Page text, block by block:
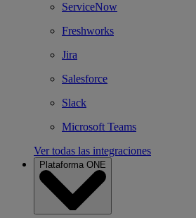
ServiceNow
Freshworks
Jira
Salesforce
Slack
Microsoft Teams
Ver todas las integraciones
Plataforma ONE